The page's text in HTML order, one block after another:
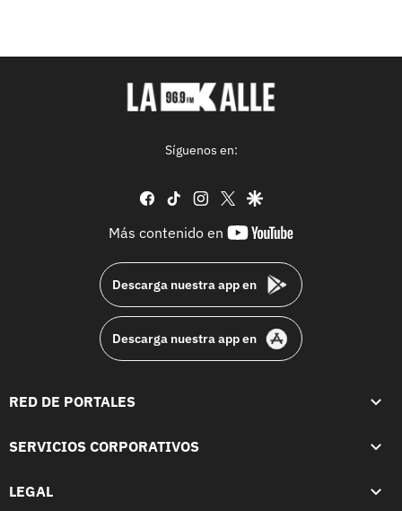
Síguenos en:
facebook
tiktok instagram
twittergoogle
Más contenido en
youtube-
Descarga nuestra app en
Descarga nuestra app en
RED DE PORTALES
SERVICIOS CORPORATIVOS
LEGAL